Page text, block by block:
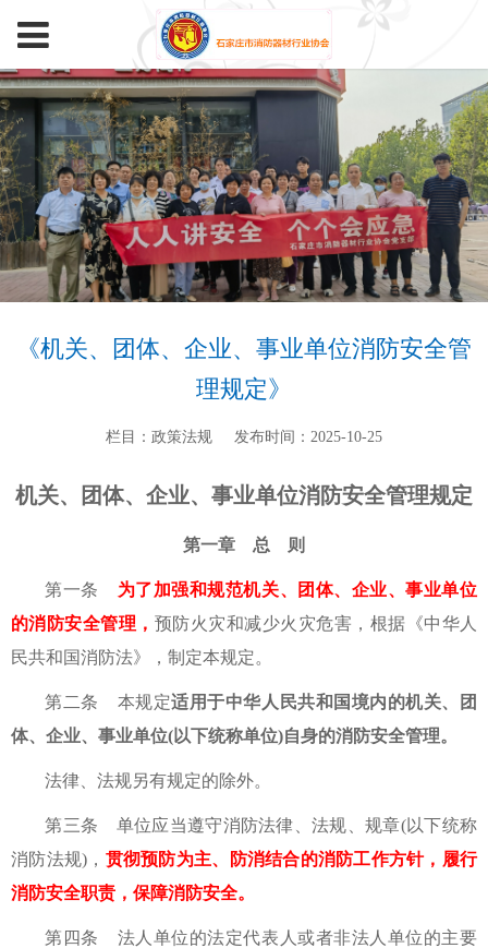
《机关、团体、企业、事业单位消防安全管
理规定》
栏目：政策法规 发布时间：2025-10-25
机关、团体、企业、事业单位消防安全管理规定
第一章 总 则
第一条
为了加强和规范机关、团体、企业、事业单位
的消防安全管理， 预防火灾和减少火灾危害，根据《中华人
民共和国消防法》，制定本规定。
第二条 本规定适用于中华人民共和国境内的机关、团
体、企业、事业单位(以下统称单位)自身的消防安全管理。
法律、法规另有规定的除外。
第三条 单位应当遵守消防法律、法规、规章(以下统称
消防法规)， 贯彻预防为主、防消结合的消防工作方针，履行
消防安全职责，保障消防安全。
第四条 法人单位的法定代表人或者非法人单位的主要